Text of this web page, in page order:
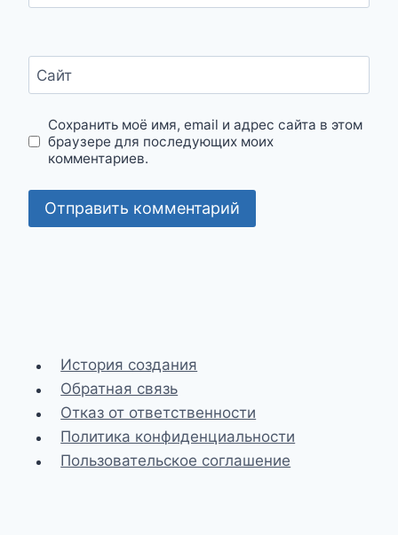
Сайт
Сохранить моё имя, email и адрес сайта в этом
браузере для последующих моих
комментариев.
История создания
Обратная связь
Отказ от ответственности
Политика конфиденциальности
Пользовательское соглашение